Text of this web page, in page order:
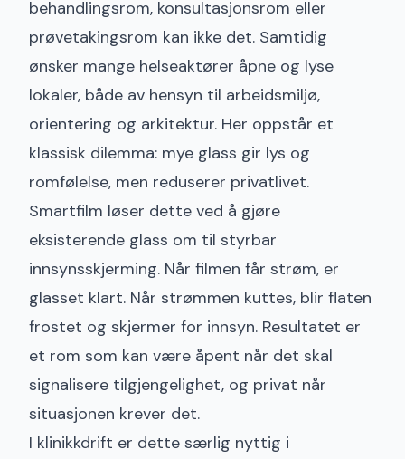
behandlingsrom, konsultasjonsrom eller
prøvetakingsrom kan ikke det. Samtidig
ønsker mange helseaktører åpne og lyse
lokaler, både av hensyn til arbeidsmiljø,
orientering og arkitektur. Her oppstår et
klassisk dilemma: mye glass gir lys og
romfølelse, men reduserer privatlivet.
Smartfilm løser dette ved å gjøre
eksisterende glass om til styrbar
innsynsskjerming. Når filmen får strøm, er
glasset klart. Når strømmen kuttes, blir flaten
frostet og skjermer for innsyn. Resultatet er
et rom som kan være åpent når det skal
signalisere tilgjengelighet, og privat når
situasjonen krever det.
I klinikkdrift er dette særlig nyttig i